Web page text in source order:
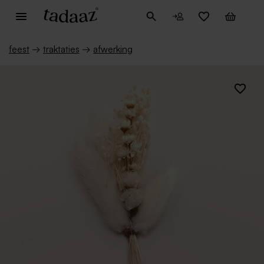
feest → traktaties → afwerking